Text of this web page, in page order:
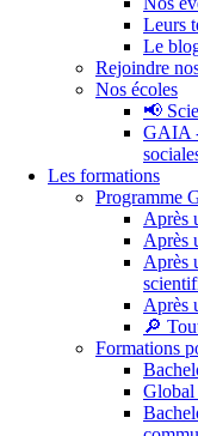
Leurs
Le
Rejoindre
Nos écoles
📢
GAIA
Les formations
Programme
Après
Après
Après
Après
🔎
Formations